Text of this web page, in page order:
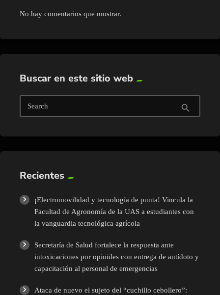
No hay comentarios que mostrar.
Buscar en este sitio web
Search search
Recientes
¡Electromovilidad y tecnología de punta! Vincula la
Facultad de Agronomía de la UAS a estudiantes con
la vanguardia tecnológica agrícola
Secretaría de Salud fortalece la respuesta ante
intoxicaciones por opioides con entrega de antídoto y
capacitación al personal de emergencias
Ataca de nuevo el sujeto del “cuchillo cebollero”: